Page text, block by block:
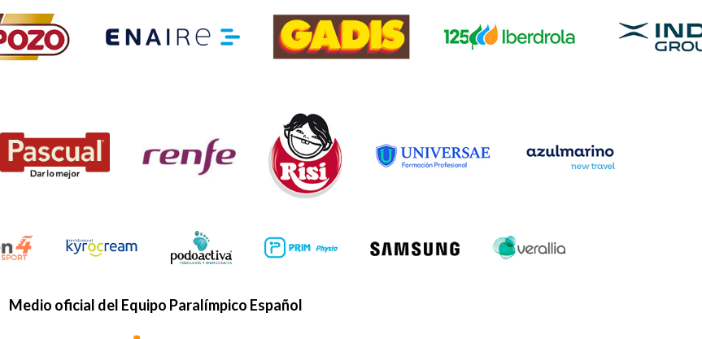
Medio oficial del Equipo Paralímpico Español